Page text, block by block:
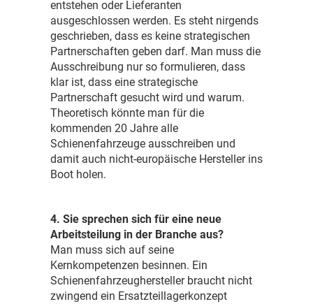
entstehen oder Lieferanten
ausgeschlossen werden. Es steht nirgends
geschrieben, dass es keine strategischen
Partnerschaften geben darf. Man muss die
Ausschreibung nur so formulieren, dass
klar ist, dass eine strategische
Partnerschaft gesucht wird und warum.
Theoretisch könnte man für die
kommenden 20 Jahre alle
Schienenfahrzeuge ausschreiben und
damit auch nicht-europäische Hersteller ins
Boot holen.
4. Sie sprechen sich für eine neue
Arbeitsteilung in der Branche aus?
Man muss sich auf seine
Kernkompetenzen besinnen. Ein
Schienenfahrzeughersteller braucht nicht
zwingend ein Ersatzteillagerkonzept